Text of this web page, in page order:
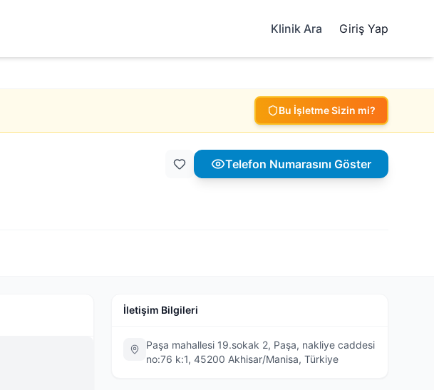
Klinik Ara Giriş Yap
Bu İşletme Sizin mi?
Telefon Numarasını Göster
İletişim Bilgileri
Paşa mahallesi 19.sokak 2, Paşa, nakliye caddesi
no:76 k:1, 45200 Akhisar/Manisa, Türkiye